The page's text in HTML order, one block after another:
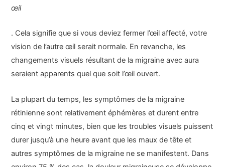
œil
. Cela signifie que si vous deviez fermer l’œil affecté, votre
vision de l’autre œil serait normale. En revanche, les
changements visuels résultant de la migraine avec aura
seraient apparents quel que soit l’œil ouvert.
La plupart du temps, les symptômes de la migraine
rétinienne sont relativement éphémères et durent entre
cinq et vingt minutes, bien que les troubles visuels puissent
durer jusqu’à une heure avant que les maux de tête et
autres symptômes de la migraine ne se manifestent. Dans